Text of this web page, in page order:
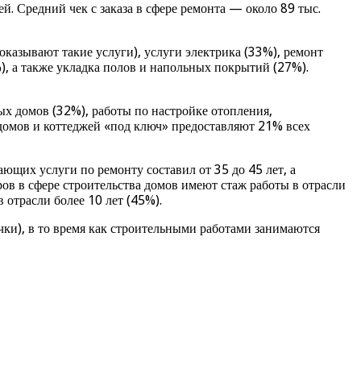
Средний чек с заказа в сфере ремонта — около 89 тыс.
такие услуги), услуги электрика (33%), ремонт
а также укладка полов и напольных покрытий (27%).
домов (32%), работы по настройке отопления,
и коттеджей «под ключ» предоставляют 21% всех
услуги по ремонту составил от 35 до 45 лет, а
в сфере строительства домов имеют стаж работы в отрасли
более 10 лет (45%).
в то время как строительными работами занимаются